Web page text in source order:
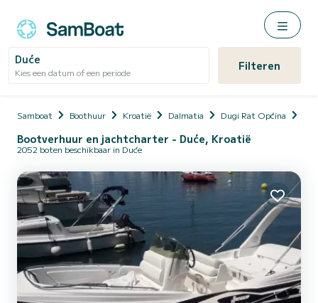
Duće
Kies een datum of een periode Filteren
Samboat Boothuur Kroatië Dalmatia Dugi Rat Općina
Bootverhuur en jachtcharter - Duće, Kroatië
2052 boten beschikbaar in Duće